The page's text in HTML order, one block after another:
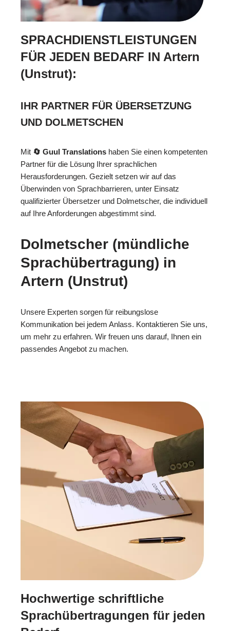
SPRACHDIENSTLEISTUNGEN
FÜR JEDEN BEDARF IN Artern
(Unstrut):
IHR PARTNER FÜR ÜBERSETZUNG
UND DOLMETSCHEN
Mit 🔄 Guul Translations haben Sie einen kompetenten
Partner für die Lösung Ihrer sprachlichen
Herausforderungen. Gezielt setzen wir auf das
Überwinden von Sprachbarrieren, unter Einsatz
qualifizierter Übersetzer und Dolmetscher, die individuell
auf Ihre Anforderungen abgestimmt sind.
Dolmetscher (mündliche
Sprachübertragung) in
Artern (Unstrut)
Unsere Experten sorgen für reibungslose
Kommunikation bei jedem Anlass. Kontaktieren Sie uns,
um mehr zu erfahren. Wir freuen uns darauf, Ihnen ein
passendes Angebot zu machen.
Hochwertige schriftliche
Sprachübertragungen für jeden